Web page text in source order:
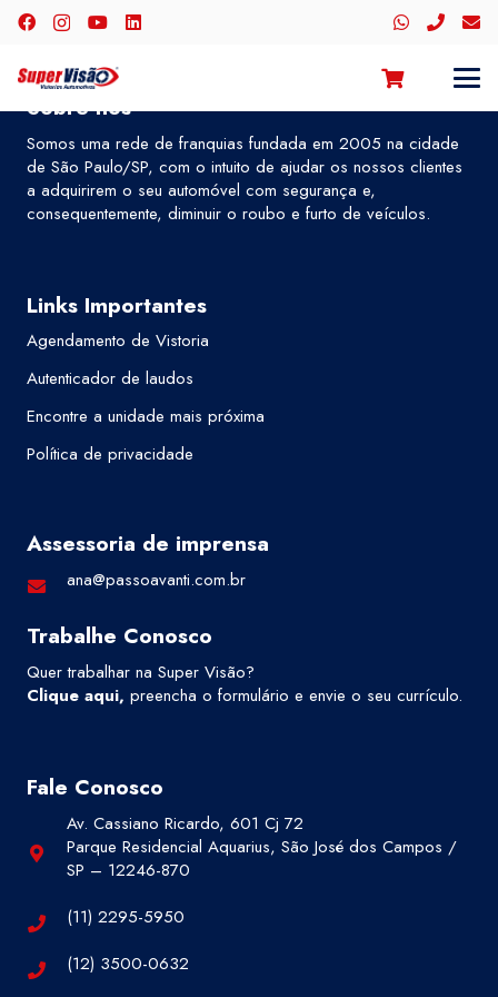
Sobre nós
Somos uma rede de franquias fundada em 2005 na cidade
de São Paulo/SP, com o intuito de ajudar os nossos clientes
a adquirirem o seu automóvel com segurança e,
consequentemente, diminuir o roubo e furto de veículos.
Links Importantes
Agendamento de Vistoria
Autenticador de laudos
Encontre a unidade mais próxima
Política de privacidade
Assessoria de imprensa
ana@passoavanti.com.br
Trabalhe Conosco
Quer trabalhar na Super Visão?
Clique aqui, preencha o formulário e envie o seu currículo.
Fale Conosco
Av. Cassiano Ricardo, 601 Cj 72
Parque Residencial Aquarius, São José dos Campos /
SP – 12246-870
(11) 2295-5950
(12) 3500-0632